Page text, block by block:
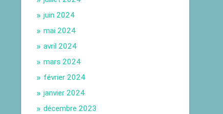
juin 2024
mai 2024
avril 2024
mars 2024
février 2024
janvier 2024
décembre 2023